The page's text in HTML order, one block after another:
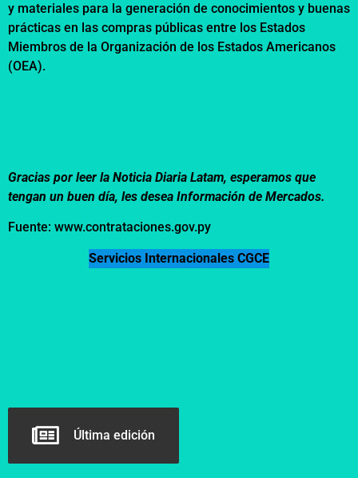
y materiales para la generación de conocimientos y buenas
prácticas en las compras públicas entre los Estados
Miembros de la Organización de los Estados Americanos
(OEA).
Gracias por leer la Noticia Diaria Latam, esperamos que
tengan un buen día, les desea Información de Mercados.
Fuente: www.contrataciones.gov.py
Servicios Internacionales CGCE
Última edición